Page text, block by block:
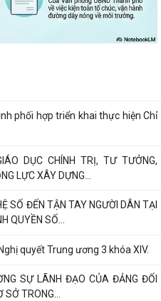
ngôn và cung cấp thông tin cho
phối hợp triển khai thực hiện Chỉ
DỤC CHÍNH TRỊ, TƯ TƯỞNG,
LỰC XÂY DỰNG...
SỐ ĐẾN TẬN TAY NGƯỜI DÂN TẠI
QUYỀN SỐ...
quyết Trung ương 3 khóa XIV.
SỰ LÃNH ĐẠO CỦA ĐẢNG ĐỐI
SỞ TRONG...